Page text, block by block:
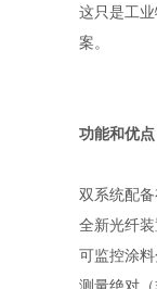
这只是工
案。
功能和优点
双系统配
全新光纤
可监控涂